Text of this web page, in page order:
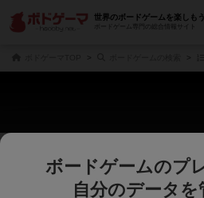
世界のボードゲームを楽しもう
ボードゲーム専門の総合情報サイト
じっくり表示
ボードゲームのプ
自分のデータ